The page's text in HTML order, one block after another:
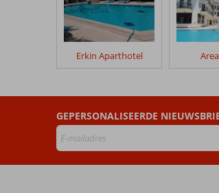
na
hun
verblijf
Rosary
Beoordelingen
die
ouder
zijn
dan
Erkin Aparthotel
GEPERSONALISEERDE